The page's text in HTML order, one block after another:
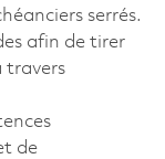
serrés.
afin de tirer
travers
de